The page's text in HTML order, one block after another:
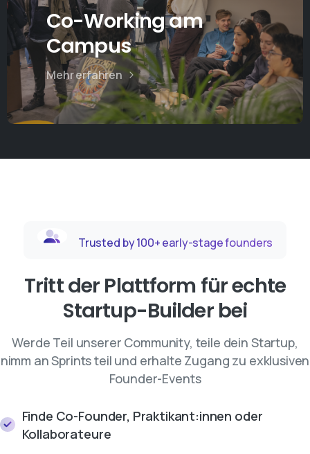
Co-Working am
Campus
Mehr erfahren
Trusted by 100+ early-stage founders
Tritt der Plattform für echte
Startup-Builder bei
Werde Teil unserer Community, teile dein Startup,
nimm an Sprints teil und erhalte Zugang zu exklusiven
Founder-Events
Finde Co-Founder, Praktikant:innen oder
Kollaborateure